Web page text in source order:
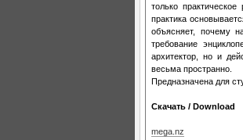
только
практика
объясняет, почему
требование
архитектор, но и
весьма пространно.
Предназначена для
Скачать / Download
mega.nz